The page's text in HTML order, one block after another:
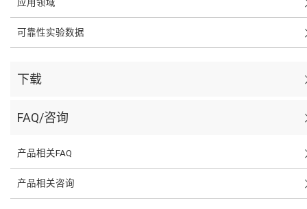
可靠性实验数据
下载
FAQ/咨询
产品相关FAQ
产品相关咨询